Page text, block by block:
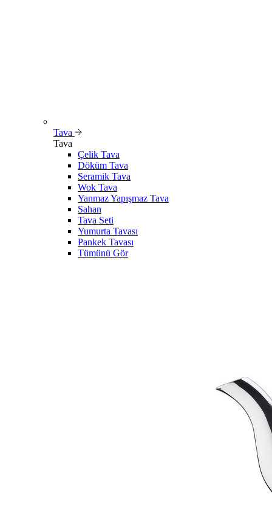
Tava
Tava
Çelik Tava
Döküm Tava
Seramik Tava
Wok Tava
Yanmaz Yapışmaz Tava
Sahan
Tava Seti
Yumurta Tavası
Pankek Tavası
Tümünü Gör